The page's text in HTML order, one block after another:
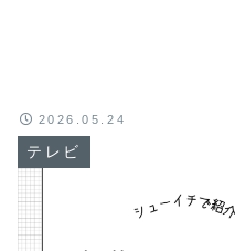
テレビ
2026.05.24